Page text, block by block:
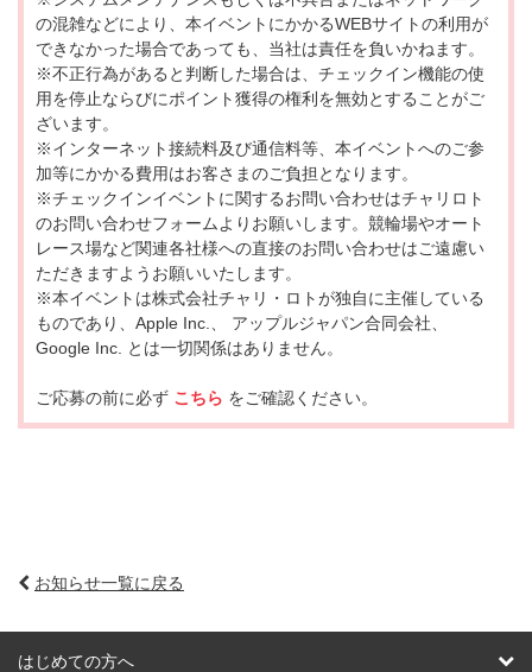
の混雑などにより、本イベントにかかるWEBサイトの利用が
できなかった場合であっても、当社は責任を負いかねます。
※不正行為があると判断した場合は、チェックイン機能の使
用を停止ならびにポイント獲得の権利を無効とすることがご
ざいます。
※インターネット接続料及び通信料等、本イベントへのご参
加等にかかる費用はお客さまのご負担となります。
※チェックインイベントに関するお問い合わせはチャリロト
のお問い合わせフォームよりお願いします。競輪場やオート
レース場など関連各社様への直接のお問い合わせはご遠慮い
ただきますようお願いいたします。
※本イベントは株式会社チャリ・ロトが独自に主催している
ものであり、Apple Inc.、 アップルジャパン合同会社、
Google Inc. とは一切関係はありません。
ご応募の前に必ず こちら をご確認ください。
お知らせ一覧に戻る
はじめての方へ